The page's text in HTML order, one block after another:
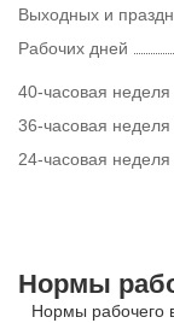
Выходных и
Рабочих дней
40-часовая неделя
36-часовая неделя
24-часовая неделя
Нормы
Нормы рабочего